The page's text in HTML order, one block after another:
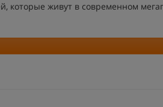
живут в современном